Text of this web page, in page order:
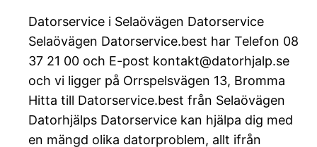
Datorservice i Selaövägen Datorservice
Selaövägen Datorservice.best har Telefon 08
37 21 00 och E-post kontakt@datorhjalp.se
och vi ligger på Orrspelsvägen 13, Bromma
Hitta till Datorservice.best från Selaövägen
Datorhjälps Datorservice kan hjälpa dig med
en mängd olika datorproblem, allt ifrån